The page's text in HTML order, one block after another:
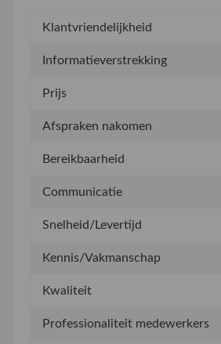
Klantvriendelijkheid
Informatieverstrekking
Prijs
Afspraken nakomen
Bereikbaarheid
Communicatie
Snelheid/Levertijd
Kennis/Vakmanschap
Kwaliteit
Professionaliteit medewerkers